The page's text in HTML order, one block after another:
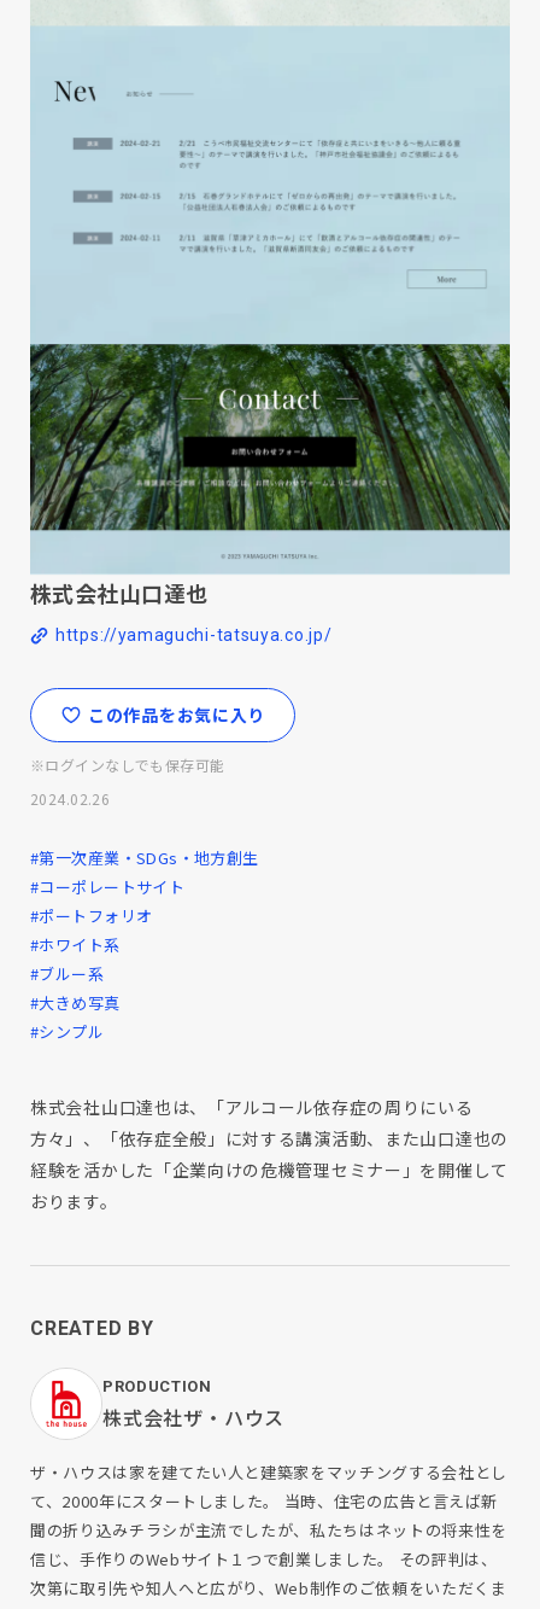
株式会社山口達也
https://yamaguchi-tatsuya.co.jp/
この作品をお気に入り
※ログインなしでも保存可能
2024.02.26
#第一次産業・SDGs・地方創生
#コーポレートサイト
#ポートフォリオ
#ホワイト系
#ブルー系
#大きめ写真
#シンプル
株式会社山口達也は、「アルコール依存症の周りにいる
方々」、「依存症全般」に対する講演活動、また山口達也の
経験を活かした「企業向けの危機管理セミナー」を開催して
おります。
CREATED BY
PRODUCTION
株式会社ザ・ハウス
ザ・ハウスは家を建てたい人と建築家をマッチングする会社とし
て、2000年にスタートしました。 当時、住宅の広告と言えば新
聞の折り込みチラシが主流でしたが、私たちはネットの将来性を
信じ、手作りのWebサイト１つで創業しました。 その評判は、
次第に取引先や知人へと広がり、Web制作のご依頼をいただくま